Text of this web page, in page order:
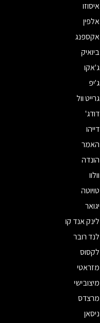
איסוזו
אלפין
אקספנג
ביואיק
ג'אקו
ג'יפ
גרייט וול
דודג'
דייהו
האמר
הונדה
וולוו
טויוטה
יגואר
לינק אנד קו
לנד רובר
לקסוס
מזראטי
מיצובישי
מרצדס
ניסאן